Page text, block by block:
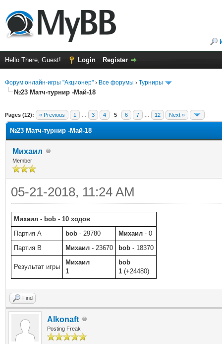
Hello There, Guest! Login Register
Форум онлайн-игры "Акционер" › Все форумы › Турниры
№23 Матч-турнир -Май-18
Pages (12): « Previous 1 3 4 5 6 7 12 Next »
№23 Матч-турнир -Май-18
Михаил
Member
05-21-2018, 11:24 AM
Михаил - bob - 10 ходов
Партия A
bob - 29780 Михаил - 0
Партия B
Михаил - 23670 bob - 18370
Результат игры
Михаил
1
bob
1 (+24480)
Find
Alkonaft
Posting Freak